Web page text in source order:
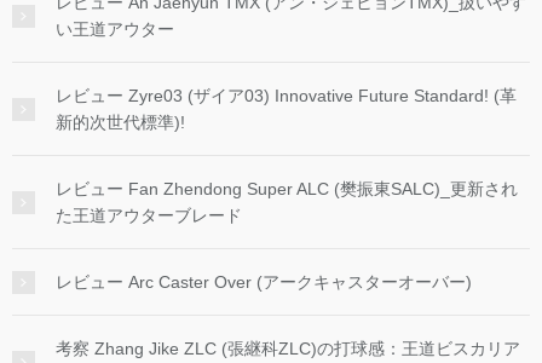
い王道アウター
レビュー Zyre03 (ザイア03) Innovative Future Standard! (革
新的次世代標準)!
レビュー Fan Zhendong Super ALC (樊振東SALC)_更新され
た王道アウターブレード
レビュー Arc Caster Over (アークキャスターオーバー)
考察 Zhang Jike ZLC (張継科ZLC)の打球感：王道ビスカリア